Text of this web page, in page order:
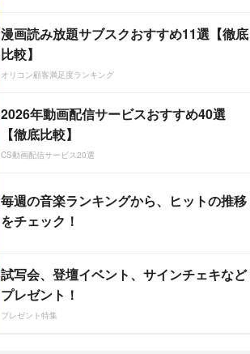
漫画読み放題サブスクおすすめ11選【徹底
比較】
オリコン顧客満足度ランキング
2026年動画配信サービスおすすめ40選
【徹底比較】
CS動画配信サービス20選
毎週の音楽ランキングから、ヒットの推移
をチェック！
試写会、登壇イベント、サインチェキなど
プレゼント！
プレゼント特集